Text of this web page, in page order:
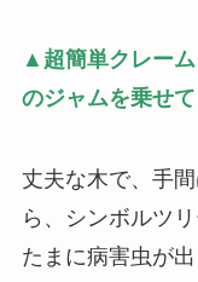
▲超簡単クレー
のジャムを乗せ
丈夫な木で、手
ら、シンボルツ
たまに病害虫が